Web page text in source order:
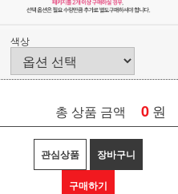
색상
총 상품 금액 0 원
관심상품 장바구니
구매하기